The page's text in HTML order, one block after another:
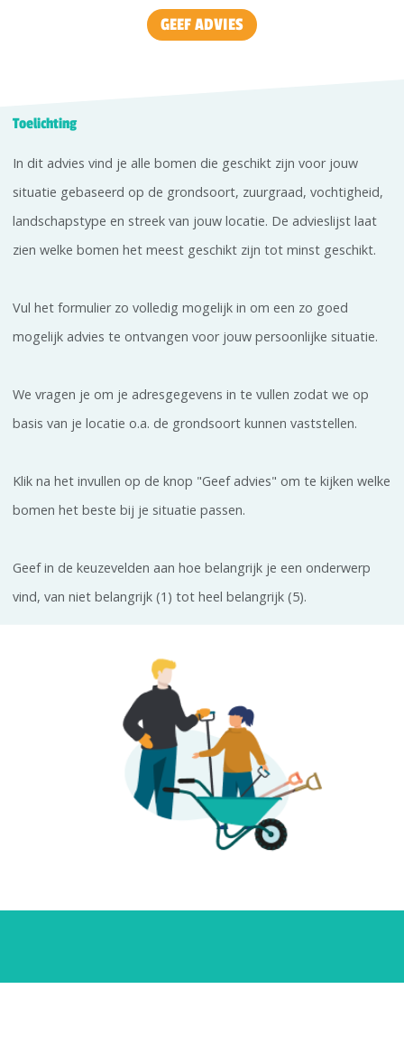
GEEF ADVIES
Toelichting
In dit advies vind je alle bomen die geschikt zijn voor jouw
situatie gebaseerd op de grondsoort, zuurgraad, vochtigheid,
landschapstype en streek van jouw locatie. De advieslijst laat
zien welke bomen het meest geschikt zijn tot minst geschikt.
Vul het formulier zo volledig mogelijk in om een zo goed
mogelijk advies te ontvangen voor jouw persoonlijke situatie.
We vragen je om je adresgegevens in te vullen zodat we op
basis van je locatie o.a. de grondsoort kunnen vaststellen.
Klik na het invullen op de knop "Geef advies" om te kijken welke
bomen het beste bij je situatie passen.
Geef in de keuzevelden aan hoe belangrijk je een onderwerp
vind, van niet belangrijk (1) tot heel belangrijk (5).